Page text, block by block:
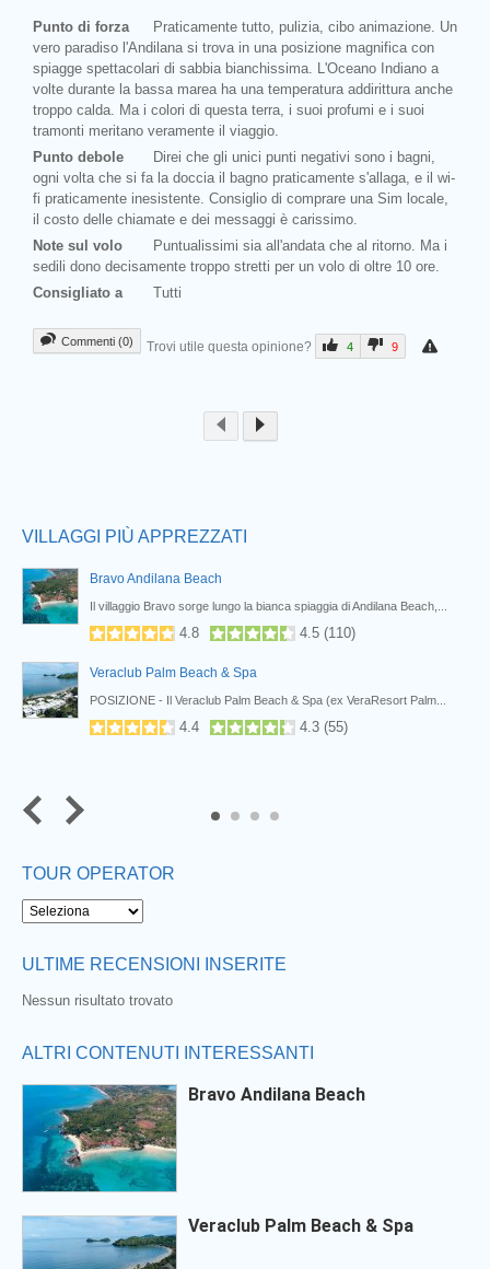
Punto di forza
Praticamente tutto, pulizia, cibo animazione. Un
vero paradiso l'Andilana si trova in una posizione magnifica con
spiagge spettacolari di sabbia bianchissima. L'Oceano Indiano a
volte durante la bassa marea ha una temperatura addirittura anche
troppo calda. Ma i colori di questa terra, i suoi profumi e i suoi
tramonti meritano veramente il viaggio.
Punto debole
Direi che gli unici punti negativi sono i bagni,
ogni volta che si fa la doccia il bagno praticamente s'allaga, e il wi-
fi praticamente inesistente. Consiglio di comprare una Sim locale,
il costo delle chiamate e dei messaggi è carissimo.
Note sul volo
Puntualissimi sia all'andata che al ritorno. Ma i
sedili dono decisamente troppo stretti per un volo di oltre 10 ore.
Consigliato a
Tutti
Commenti (0) Trovi utile questa opinione? 4 9
VILLAGGI PIÙ APPREZZATI
Bravo Andilana Beach
Il villaggio Bravo sorge lungo la bianca spiaggia di Andilana Beach,...
4.8 4.5 (110)
Veraclub Palm Beach & Spa
POSIZIONE - Il Veraclub Palm Beach & Spa (ex VeraResort Palm...
4.4 4.3 (55)
TOUR OPERATOR
ULTIME RECENSIONI INSERITE
Nessun risultato trovato
ALTRI CONTENUTI INTERESSANTI
Bravo Andilana Beach
Veraclub Palm Beach & Spa